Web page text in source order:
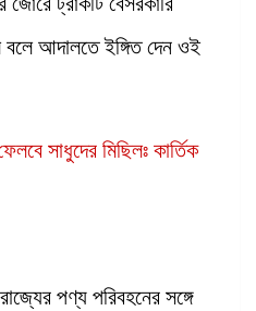
বলে আদালতে ইঙ্গিত দেন ওই
সাধুদের মিছিলঃ কার্তিক
পণ্য পরিবহনের সঙ্গে